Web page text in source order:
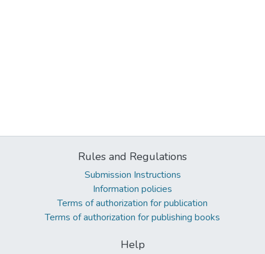
Rules and Regulations
Submission Instructions
Information policies
Terms of authorization for publication
Terms of authorization for publishing books
Help